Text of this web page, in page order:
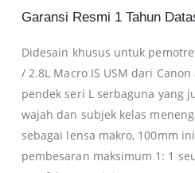
Garansi Resmi 1 Tahun
Didesain khusus untuk
/ 2.8L Macro IS USM dari
pendek seri L serbaguna yang
wajah dan subjek kelas
sebagai lensa makro, 100mm
pembesaran maksimum 1: 1